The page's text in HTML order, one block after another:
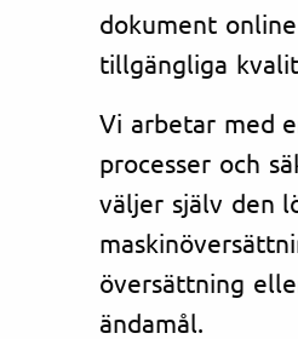
dokument
tillgängliga
Vi arbetar med
processer och
väljer själv den
översättning
ändamål.